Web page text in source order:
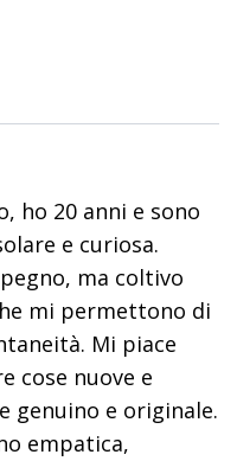
ho 20 anni e sono
e curiosa.
ma coltivo
mi permettono di
Mi piace
cose nuove e
genuino e originale.
empatica,